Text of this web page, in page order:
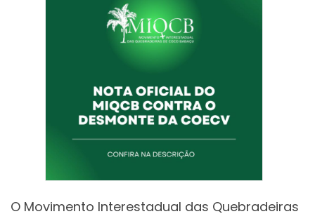
O Movimento Interestadual das Quebradeiras